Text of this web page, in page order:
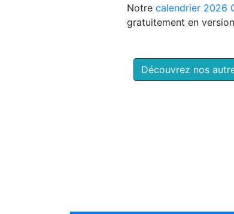
Notre calendrier 2026
gratuitement en
Découvrez nos